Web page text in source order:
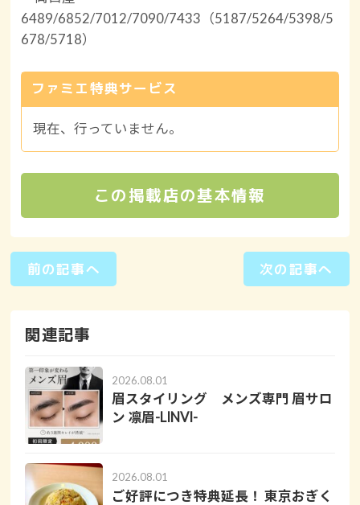
6489/6852/7012/7090/7433（5187/5264/5398/5
678/5718）
ファミエ特典サービス
現在、行っていません。
この掲載店の基本情報
前の記事へ 次の記事へ
関連記事
2026.08.01
眉スタイリング メンズ専門 眉サロ
ン 凛眉-LINVI-
2026.08.01
ご好評につき特典延長！ 東京おぎく